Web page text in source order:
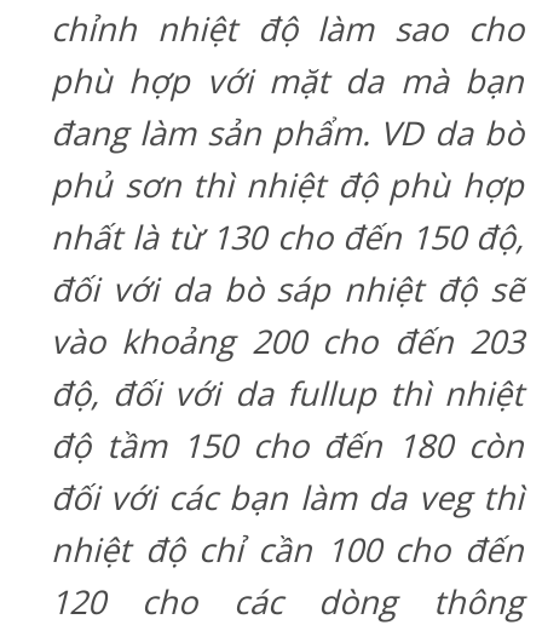
chỉnh nhiệt độ làm sao cho
phù hợp với mặt da mà bạn
đang làm sản phẩm. VD da bò
phủ sơn thì nhiệt độ phù hợp
nhất là từ 130 cho đến 150 độ,
đối với da bò sáp nhiệt độ sẽ
vào khoảng 200 cho đến 203
độ, đối với da fullup thì nhiệt
độ tầm 150 cho đến 180 còn
đối với các bạn làm da veg thì
nhiệt độ chỉ cần 100 cho đến
120 cho các dòng thông